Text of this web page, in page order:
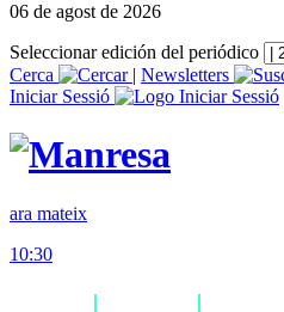
06 de agost de 2026
Seleccionar edición del periódico
Cerca
| Newsletters
Iniciar Sessió
ara mateix
10:30